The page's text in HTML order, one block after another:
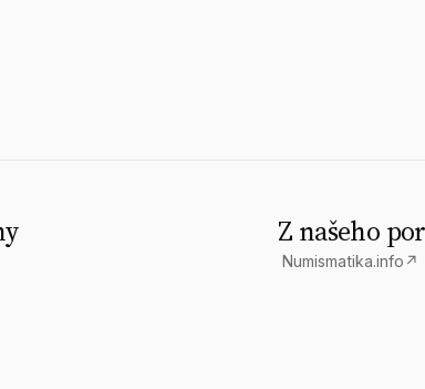
Z našeho
Numismatika.info ↗